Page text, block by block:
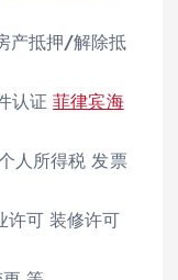
产抵押/解除抵
认证菲律宾海
人所得税 发票
许可 装修许可